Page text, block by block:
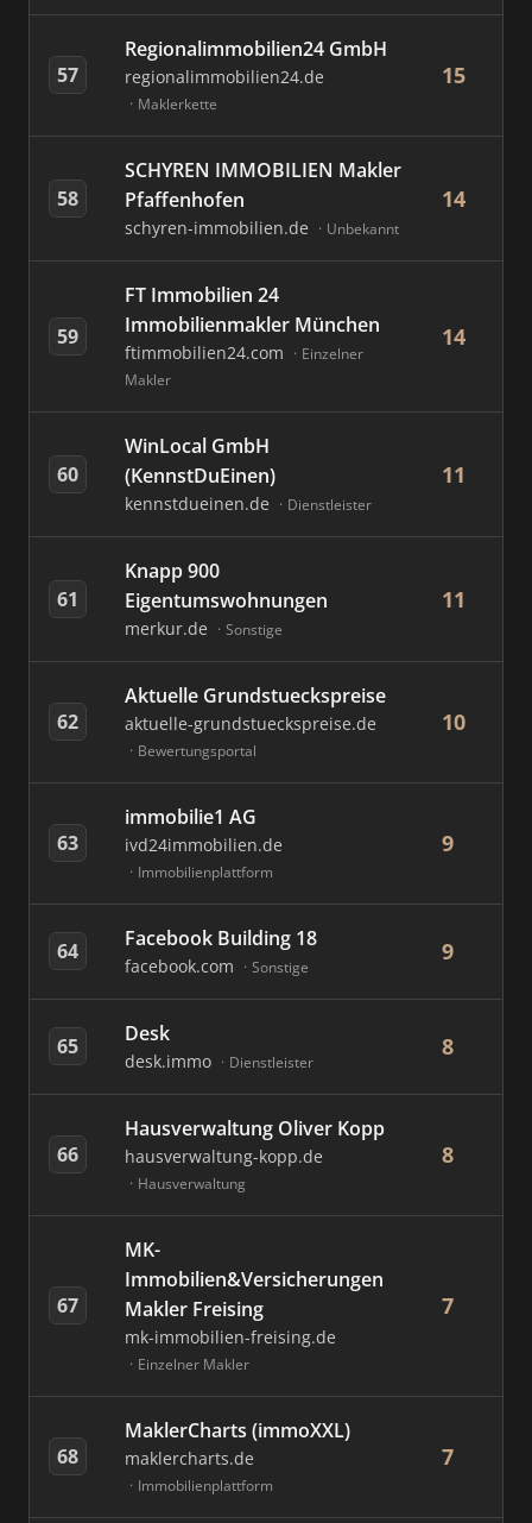
57
Regionalimmobilien24 GmbH
regionalimmobilien24.de
Maklerkette
15
58
SCHYREN IMMOBILIEN Makler
Pfaffenhofen
schyren-immobilien.de Unbekannt
14
59
FT Immobilien 24
Immobilienmakler München
ftimmobilien24.com
Einzelner
Makler
14
60
WinLocal GmbH
(KennstDuEinen)
kennstdueinen.de Dienstleister
11
61
Knapp 900
Eigentumswohnungen
merkur.de Sonstige
11
62
Aktuelle Grundstueckspreise
aktuelle-grundstueckspreise.de
Bewertungsportal
10
63
immobilie1 AG
ivd24immobilien.de
Immobilienplattform
9
64 Facebook Building 18
facebook.com Sonstige
9
65 Desk
desk.immo Dienstleister
8
66
Hausverwaltung Oliver Kopp
hausverwaltung-kopp.de
Hausverwaltung
8
67
MK-
Immobilien&Versicherungen
Makler Freising
mk-immobilien-freising.de
Einzelner Makler
7
68
MaklerCharts (immoXXL)
maklercharts.de
Immobilienplattform
7